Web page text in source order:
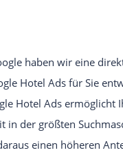
Direktbuchungen über
einfach zu bedienendes
haben wir eine
Hotel Ads für Sie
Hotel Ads ermöglicht
in der größten
einen höheren